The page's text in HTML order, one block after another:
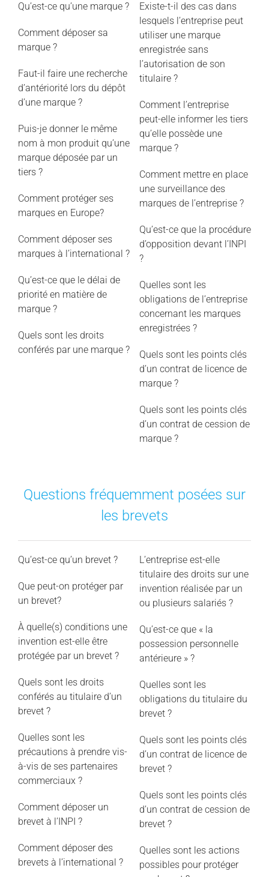
Qu’est-ce qu’une marque ?
Comment déposer sa
marque ?
Faut-il faire une recherche
d’antériorité lors du dépôt
d’une marque ?
Puis-je donner le même
nom à mon produit qu’une
marque déposée par un
tiers ?
Comment protéger ses
marques en Europe?
Comment déposer ses
marques à l’international ?
Qu’est-ce que le délai de
priorité en matière de
marque ?
Quels sont les droits
conférés par une marque ?
Existe-t-il des cas dans
lesquels l’entreprise peut
utiliser une marque
enregistrée sans
l’autorisation de son
titulaire ?
Comment l’entreprise
peut-elle informer les tiers
qu’elle possède une
marque ?
Comment mettre en place
une surveillance des
marques de l’entreprise ?
Qu’est-ce que la procédure
d’opposition devant l’INPI
?
Quelles sont les
obligations de l’entreprise
concernant les marques
enregistrées ?
Quels sont les points clés
d’un contrat de licence de
marque ?
Quels sont les points clés
d’un contrat de cession de
marque ?
Questions fréquemment posées sur
les brevets
Qu’est-ce qu’un brevet ?
Que peut-on protéger par
un brevet?
À quelle(s) conditions une
invention est-elle être
protégée par un brevet ?
Quels sont les droits
conférés au titulaire d’un
brevet ?
Quelles sont les
précautions à prendre vis-
à-vis de ses partenaires
commerciaux ?
Comment déposer un
brevet à l’INPI ?
Comment déposer des
brevets à l’international ?
L’entreprise est-elle
titulaire des droits sur une
invention réalisée par un
ou plusieurs salariés ?
Qu’est-ce que « la
possession personnelle
antérieure » ?
Quelles sont les
obligations du titulaire du
brevet ?
Quels sont les points clés
d’un contrat de licence de
brevet ?
Quels sont les points clés
d’un contrat de cession de
brevet ?
Quelles sont les actions
possibles pour protéger